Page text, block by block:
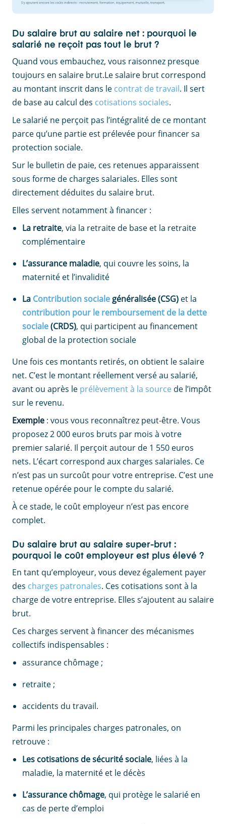
Du salaire brut au salaire net : pourquoi le
salarié ne reçoit pas tout le brut ?
Quand vous embauchez, vous raisonnez presque
toujours en salaire brut.Le salaire brut correspond
au montant inscrit dans le contrat de travail. Il sert
de base au calcul des cotisations sociales.
Le salarié ne perçoit pas l’intégralité de ce montant
parce qu’une partie est prélevée pour financer sa
protection sociale.
Sur le bulletin de paie, ces retenues apparaissent
sous forme de charges salariales. Elles sont
directement déduites du salaire brut.
Elles servent notamment à financer :
La retraite, via la retraite de base et la retraite
complémentaire
L’assurance maladie, qui couvre les soins, la
maternité et l’invalidité
La Contribution sociale généralisée (CSG) et la
contribution pour le remboursement de la dette
sociale(CRDS), qui participent au financement
global de la protection sociale
Une fois ces montants retirés, on obtient le salaire
net. C’est le montant réellement versé au salarié,
avant ou après le prélèvement à la source de l’impôt
sur le revenu.
Exemple : vous vous reconnaîtrez peut-être. Vous
proposez 2 000 euros bruts par mois à votre
premier salarié. Il perçoit autour de 1 550 euros
nets. L’écart correspond aux charges salariales. Ce
n’est pas un surcoût pour votre entreprise. C’est une
retenue opérée pour le compte du salarié.
À ce stade, le coût employeur n’est pas encore
complet.
Du salaire brut au salaire super-brut :
pourquoi le coût employeur est plus élevé ?
En tant qu’employeur, vous devez également payer
des charges patronales. Ces cotisations sont à la
charge de votre entreprise. Elles s’ajoutent au salaire
brut.
Ces charges servent à financer des mécanismes
collectifs indispensables :
assurance chômage ;
retraite ;
accidents du travail.
Parmi les principales charges patronales, on
retrouve :
Les cotisations de sécurité sociale, liées à la
maladie, la maternité et le décès
L’assurance chômage, qui protège le salarié en
cas de perte d’emploi